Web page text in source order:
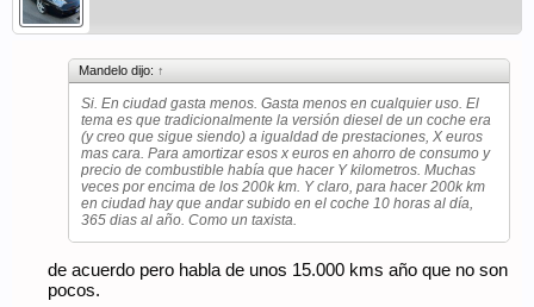
Mandelo dijo: ↑
Si. En ciudad gasta menos. Gasta menos en cualquier uso. El
tema es que tradicionalmente la versión diesel de un coche era
(y creo que sigue siendo) a igualdad de prestaciones, X euros
mas cara. Para amortizar esos x euros en ahorro de consumo y
precio de combustible había que hacer Y kilometros. Muchas
veces por encima de los 200k km. Y claro, para hacer 200k km
en ciudad hay que andar subido en el coche 10 horas al día,
365 dias al año. Como un taxista.
de acuerdo pero habla de unos 15.000 kms año que no son
pocos.